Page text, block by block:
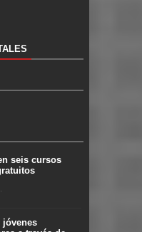
seis cursos
jóvenes